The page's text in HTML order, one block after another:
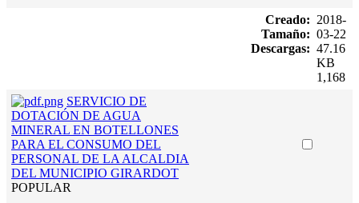
Creado:
Tamaño:
Descargas:
2018-
03-22
47.16
KB
1,168
SERVICIO DE
DOTACIÓN DE AGUA
MINERAL EN BOTELLONES
PARA EL CONSUMO DEL
PERSONAL DE LA ALCALDIA
DEL MUNICIPIO GIRARDOT
POPULAR